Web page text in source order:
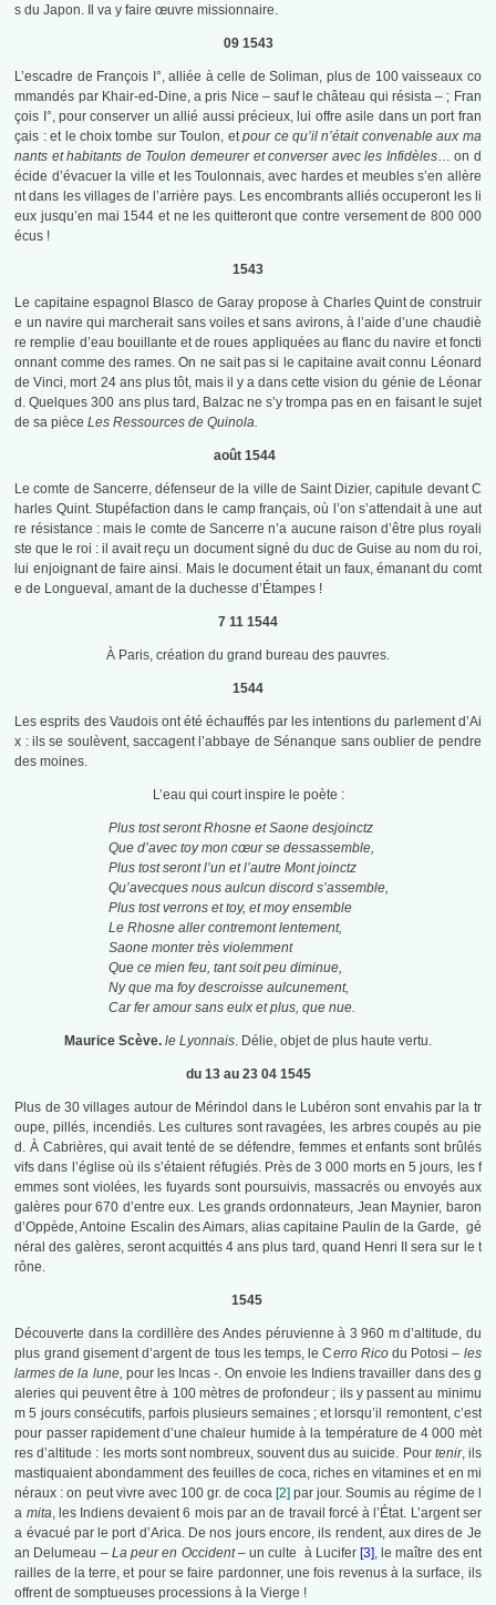
s du Japon. Il va y faire œuvre missionnaire.
09 1543
L’escadre de François I°, alliée à celle de Soliman, plus de 100 vaisseaux co
mmandés par Khair-ed-Dine, a pris Nice – sauf le château qui résista – ; Fran
çois I°, pour conserver un allié aussi précieux, lui offre asile dans un port fran
çais : et le choix tombe sur Toulon, etpour ce qu’il n’était convenable aux ma
nants et habitants de Toulon demeurer et converser avec les Infidèles… on d
écide d’évacuer la ville et les Toulonnais, avec hardes et meubles s’en allère
nt dans les villages de l’arrière pays. Les encombrants alliés occuperont les li
eux jusqu’en mai 1544 et ne les quitteront que contre versement de 800 000
écus !
1543
Le capitaine espagnol Blasco de Garay propose à Charles Quint de construir
e un navire qui marcherait sans voiles et sans avirons, à l’aide d’une chaudiè
re remplie d’eau bouillante et de roues appliquées au flanc du navire et foncti
onnant comme des rames. On ne sait pas si le capitaine avait connu Léonard
de Vinci, mort 24 ans plus tôt, mais il y a dans cette vision du génie de Léonar
d. Quelques 300 ans plus tard, Balzac ne s’y trompa pas en en faisant le sujet
de sa pièceLes Ressources de Quinola.
août 1544
Le comte de Sancerre, défenseur de la ville de Saint Dizier, capitule devant C
harles Quint. Stupéfaction dans le camp français, où l’on s’attendait à une aut
re résistance : mais le comte de Sancerre n’a aucune raison d’être plus royali
ste que le roi : il avait reçu un document signé du duc de Guise au nom du roi,
lui enjoignant de faire ainsi. Mais le document était un faux, émanant du comt
e de Longueval, amant de la duchesse d’Étampes !
7 11 1544
À Paris, création du grand bureau des pauvres.
1544
Les esprits des Vaudois ont été échauffés par les intentions du parlement d’Ai
x : ils se soulèvent, saccagent l’abbaye de Sénanque sans oublier de pendre
des moines.
L’eau qui court inspire le poète :
Plus tost seront Rhosne et Saone desjoinctz
Que d’avec toy mon cœur se dessassemble,
Plus tost seront l’un et l’autre Mont joinctz
Qu’avecques nous aulcun discord s’assemble,
Plus tost verrons et toy, et moy ensemble
Le Rhosne aller contremont lentement,
Saone monter très violemment
Que ce mien feu, tant soit peu diminue,
Ny que ma foy descroisse aulcunement,
Car fer amour sans eulx et plus, que nue.
Maurice Scève. le Lyonnais. Délie, objet de plus haute vertu.
du 13 au 23 04 1545
Plus de 30 villages autour de Mérindol dans le Lubéron sont envahis par la tr
oupe, pillés, incendiés. Les cultures sont ravagées, les arbres coupés au pie
d. À Cabrières, qui avait tenté de se défendre, femmes et enfants sont brûlés
vifs dans l’église où ils s’étaient réfugiés. Près de 3 000 morts en 5 jours, les f
emmes sont violées, les fuyards sont poursuivis, massacrés ou envoyés aux
galères pour 670 d’entre eux. Les grands ordonnateurs, Jean Maynier, baron
d’Oppède, Antoine Escalin des Aimars, alias capitaine Paulin de la Garde, gé
néral des galères, seront acquittés 4 ans plus tard, quand Henri II sera sur le t
rône.
1545
Découverte dans la cordillère des Andes péruvienne à 3 960 m d’altitude, du
plus grand gisement d’argent de tous les temps, le Cerro Rico du Potosi – les
larmes de la lune, pour les Incas -. On envoie les Indiens travailler dans des g
aleries qui peuvent être à 100 mètres de profondeur ; ils y passent au minimu
m 5 jours consécutifs, parfois plusieurs semaines ; et lorsqu’il remontent, c’est
pour passer rapidement d’une chaleur humide à la température de 4 000 mèt
res d’altitude : les morts sont nombreux, souvent dus au suicide. Pour tenir, ils
mastiquaient abondamment des feuilles de coca, riches en vitamines et en mi
néraux : on peut vivre avec 100 gr. de coca [2] par jour. Soumis au régime de l
a mita, les Indiens devaient 6 mois par an de travail forcé à l’État. L’argent ser
a évacué par le port d’Arica. De nos jours encore, ils rendent, aux dires de Je
an Delumeau – La peur en Occident– un culte à Lucifer [3], le maître des ent
railles de la terre, et pour se faire pardonner, une fois revenus à la surface, ils
offrent de somptueuses processions à la Vierge !